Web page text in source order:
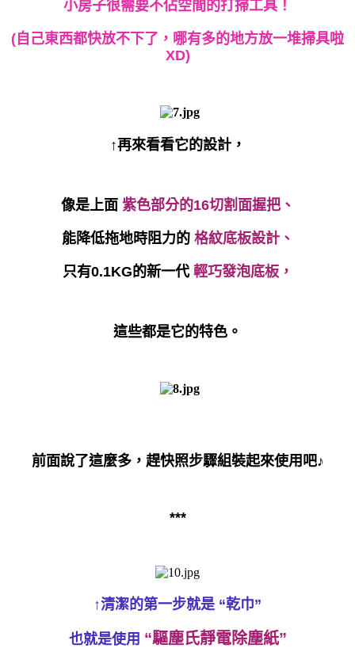
小房子很需要不佔空間的打掃工具！
(自己東西都快放不下了，哪有多的地方放一堆掃具啦
XD)
↑再來看看它的設計，
像是上面 紫色部分的16切割面握把、
能降低拖地時阻力的 格紋底板設計、
只有0.1KG的新一代 輕巧發泡底板，
這些都是它的特色。
前面說了這麼多，趕快照步驟組裝起來使用吧♪
***
↑清潔的第一步就是 “乾巾”
也就是使用 “驅塵氏靜電除塵紙”